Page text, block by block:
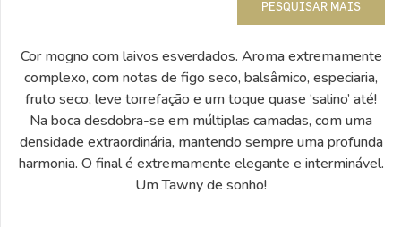
PESQUISAR MAIS
Cor mogno com laivos esverdados. Aroma extremamente
complexo, com notas de figo seco, balsâmico, especiaria,
fruto seco, leve torrefação e um toque quase ‘salino’ até!
Na boca desdobra-se em múltiplas camadas, com uma
densidade extraordinária, mantendo sempre uma profunda
harmonia. O final é extremamente elegante e interminável.
Um Tawny de sonho!